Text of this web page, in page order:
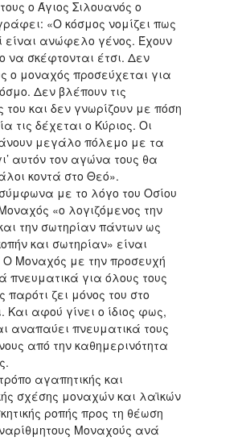
ο Άγιος Σιλουανός ο
«Ο κόσμος νομίζει πως
είναι ανώφελο γένος. Έχουν
να σκέφτονται έτσι. Δεν
ο μοναχός προσεύχεται για
Δεν βλέπουν τις
του και δεν γνωρίζουν με πόση
τις δέχεται ο Κύριος. Οι
μεγάλο πόλεμο με τα
αυτόν τον αγώνα τους θα
κοντά στο Θεό».
με το λόγο του Οσίου
«ο λογιζόμενος την
την σωτηρίαν πάντων ως
και σωτηρίαν» είναι
Ο Μοναχός με την προσευχή
πνευματικά για όλους τους
παρότι ζει μόνος του στο
Και αφού γίνει ο ίδιος φως,
αναπαύει πνευματικά τους
από την καθημερινότητα
αγαπητικής και
σχέσης μοναχών και λαϊκών
ροπής προς τη θέωση
Μοναχούς ανά